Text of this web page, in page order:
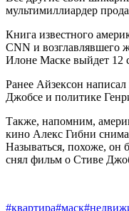
мультимиллиардер
Книга известного
CNN и возглавлявшего
Илоне Маске выйдет 12
Ранее Айзексон
Джобсе и политике
Также, напомним,
кино Алекс Гибни
Называться, похоже, он
снял фильм о Стиве
#квартира#маск